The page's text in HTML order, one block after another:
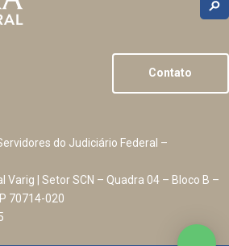
Contato
do Judiciário Federal –
Varig | Setor SCN – Quadra 04 – Bloco B –
70714-020